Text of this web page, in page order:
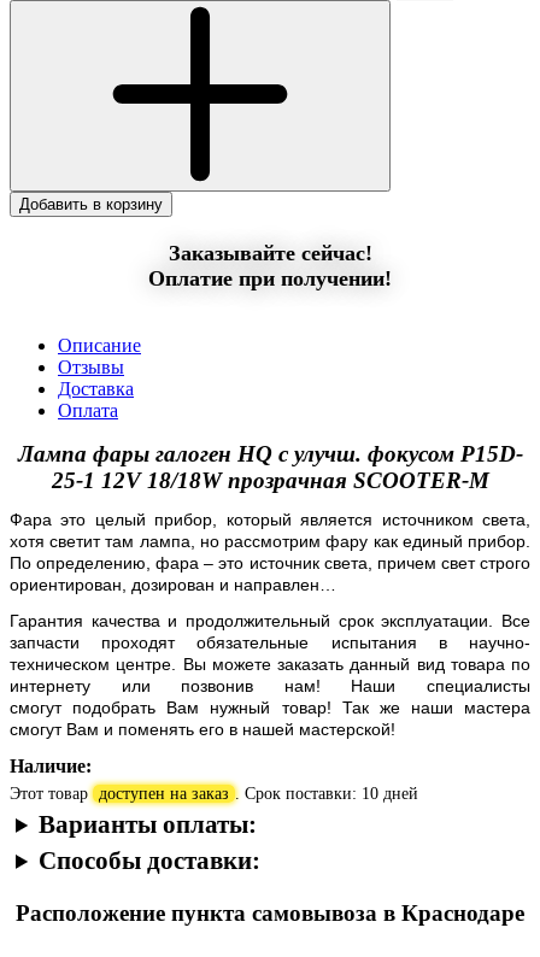
Добавить в корзину
Заказывайте сейчас!
Оплатие при получении!
Описание
Отзывы
Доставка
Оплата
Лампа фары галоген HQ c улучш. фокусом P15D-
25-1 12V 18/18W прозрачная SCOOTER-M
Фара это целый прибор, который является источником света,
хотя светит там лампа, но рассмотрим фару как единый прибор.
По определению, фара – это источник света, причем свет строго
ориентирован, дозирован и направлен…
Гарантия качества и продолжительный срок эксплуатации. Все
запчасти проходят обязательные испытания в научно-
техническом центре. Вы можете заказать данный вид товара по
интернету или позвонив нам! Наши специалисты
смогут подобрать Вам нужный товар! Так же наши мастера
смогут Вам и поменять его в нашей мастерской!
Наличие:
Этот товар доступен на заказ . Срок поставки: 10 дней
Варианты оплаты:
Способы доставки:
Расположение пункта самовывоза в Краснодаре